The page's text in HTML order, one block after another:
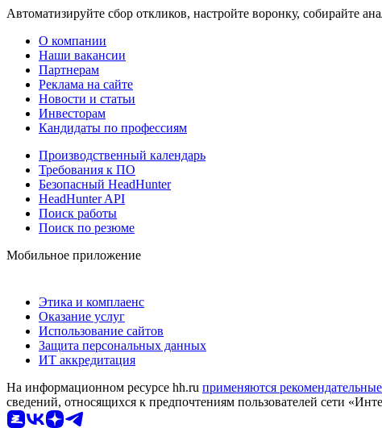
Автоматизируйте сбор откликов, настройте воронку, собирайте
О компании
Наши вакансии
Партнерам
Реклама на сайте
Новости и статьи
Инвесторам
Кандидаты по профессиям
Производственный календарь
Требования к ПО
Безопасный HeadHunter
HeadHunter API
Поиск работы
Поиск по резюме
Мобильное приложение
Этика и комплаенс
Оказание услуг
Использование сайтов
Защита персональных данных
ИТ аккредитация
На информационном ресурсе hh.ru применяются
сведений, относящихся к предпочтениям пользователей сети